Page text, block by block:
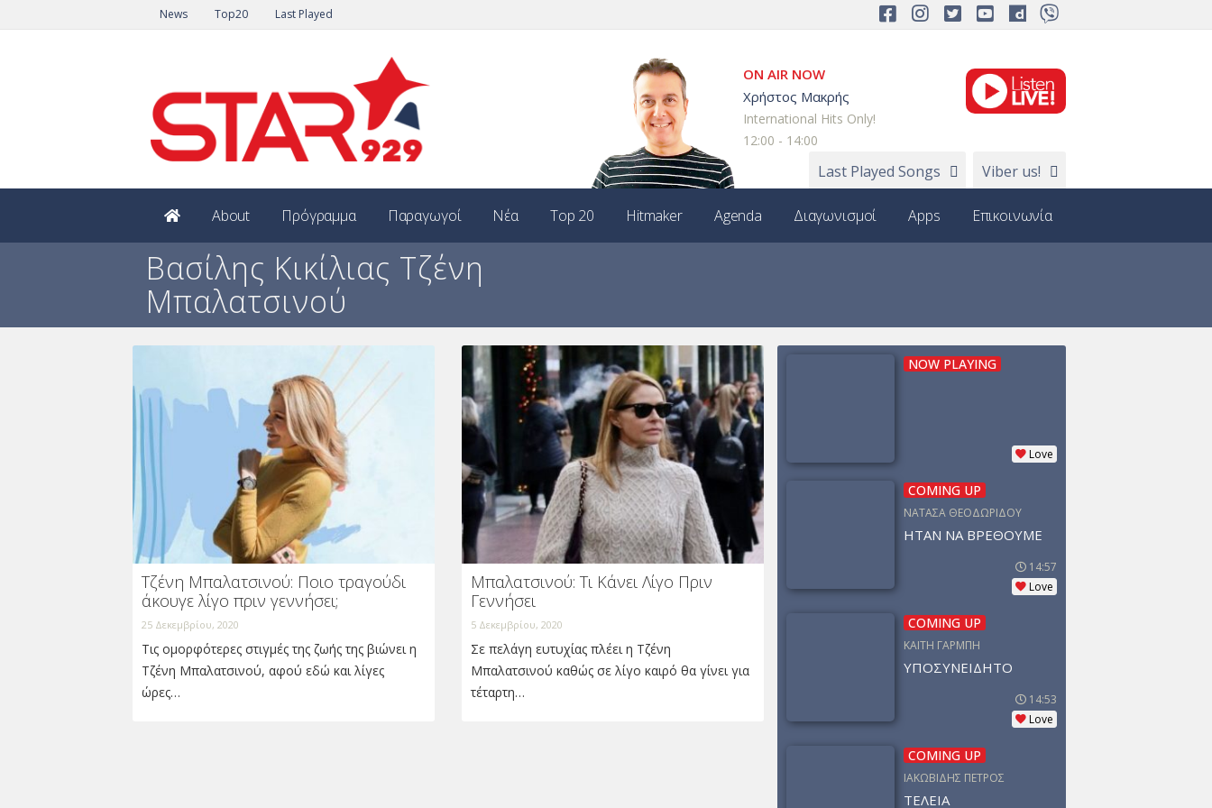
News Top20 Last Played
ON AIR NOW
Χρήστος Μακρής
International Hits Only!
12:00 - 14:00
Last Played Songs Viber us!
About Πρόγραμμα Παραγωγοί Νέα Top 20 Hitmaker Agenda Διαγωνισμοί Apps Επικοινωνία
Βασίλης Κικίλιας Τζένη
Μπαλατσινού
Τζένη Μπαλατσινού: Ποιο τραγούδι
άκουγε λίγο πριν γεννήσει;
25 Δεκεμβρίου, 2020
Τις ομορφότερες στιγμές της ζωής της βιώνει η
Τζένη Μπαλατσινού, αφού εδώ και λίγες
ώρες…
Μπαλατσινού: Τι Κάνει Λίγο Πριν
Γεννήσει
5 Δεκεμβρίου, 2020
Σε πελάγη ευτυχίας πλέει η Τζένη
Μπαλατσινού καθώς σε λίγο καιρό θα γίνει για
τέταρτη…
NOW PLAYING
Love
COMING UP
ΝΑΤΑΣΑ ΘΕΟΔΩΡΙΔΟΥ
ΗΤΑΝ ΝΑ ΒΡΕΘΟΥΜΕ
14:57
Love
COMING UP
ΚΑΙΤΗ ΓΑΡΜΠΗ
ΥΠΟΣΥΝΕΙΔΗΤΟ
14:53
Love
COMING UP
ΙΑΚΩΒΙΔΗΣ ΠΕΤΡΟΣ
ΤΕΛΕΙΑ